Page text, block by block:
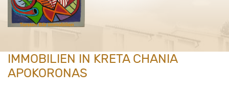
IMMOBILIEN IN KRETA CHANIA
APOKORONAS